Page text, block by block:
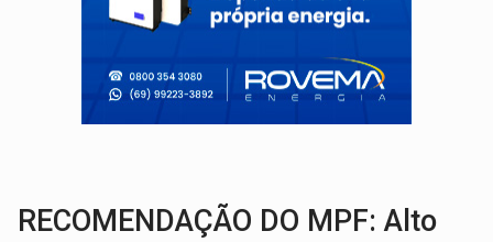
INTERIOR: Ouro Preto do Oeste realiza Cavalgada da Expo Show
DESENVOLVIMENTO:Ideb avança nos anos iniciais do ensino
EDUCAÇÃO:Corumbiara lidera Ideb 2025 entre redes
RECOMENDAÇÃO DO MPF: Alto